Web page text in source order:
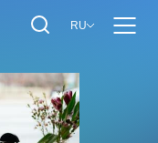
RU